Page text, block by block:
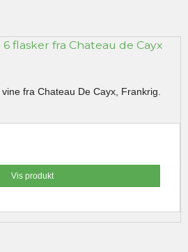
6 flasker fra Chateau de Cayx
fra Chateau De Cayx, Frankrig.
Vis produkt